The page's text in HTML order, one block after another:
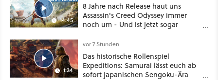
14:45
8 Jahre nach Release haut uns
Assassin's Creed Odyssey immer
noch um - Und ist jetzt sogar
1:34
vor 7 Stunden
Das historische Rollenspiel
Expeditions: Samurai lässt euch ab
sofort japanischen Sengoku-Ära